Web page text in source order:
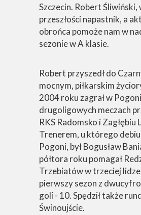
Szczecin. Robert Śliwiński,
przeszłości napastnik, a
obrońca pomoże nam w
sezonie w A klasie.
Robert przyszedł do
mocnym, piłkarskim
2004 roku zagrał w
drugoligowych meczach
RKS Radomsko i Zagłębiu
Trenerem, u którego
Pogoni, był Bogusław
półtora roku pomagał
Trzebiatów w trzeciej lidze
pierwszy sezon z
goli - 10. Spędził także
Świnoujście.